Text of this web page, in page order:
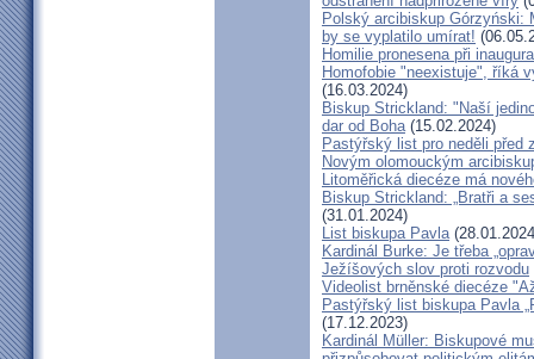
Polský arcibiskup Górzyński:
by se vyplatilo umírat!
Homilie pronesena při
Homofobie "neexistuje", říká
(16.03.2024)
Biskup Strickland: "Naší
dar od Boha(15.02.2024)
Pastýřský list pro neděli před
Novým olomouckým
Litoměřická diecéze má
Biskup Strickland: „Bratři a
(31.01.2024)
List biskupa Pavla
Kardinál Burke: Je třeba
Ježíšových slov proti rozvodu
Videolist brněnské diecéze
Pastýřský list biskupa Pavla
(17.12.2023)
Kardinál Müller: Biskupové